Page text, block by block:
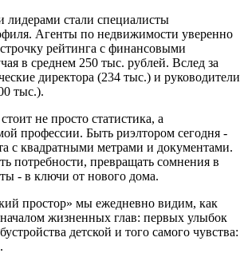
стали специалисты
Агенты по недвижимости уверенно
рейтинга с финансовыми
в среднем 250 тыс. рублей. Вслед за
директора (234 тыс.) и руководители
тыс.).
не просто статистика, а
профессии. Быть риэлтором сегодня -
с квадратными метрами и документами.
потребности, превращать сомнения в
- в ключи от нового дома.
простор» мы ежедневно видим, как
началом жизненных глав: первых улыбок
детской и того самого чувства: